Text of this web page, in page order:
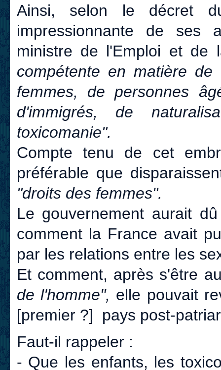
Ainsi, selon le décret
impressionnante de ses
ministre de l'Emploi et
compétente en matière
femmes, de personnes
d'immigrés, de
toxicomanie".
Compte tenu de cet
préférable que
"droits des femmes".
Le gouvernement aurait
comment la France avait
par les relations entre les
Et comment, après s'être
de l'homme", elle pouvait
[premier ?] pays post-
Faut-il rappeler :
- Que les enfants, les